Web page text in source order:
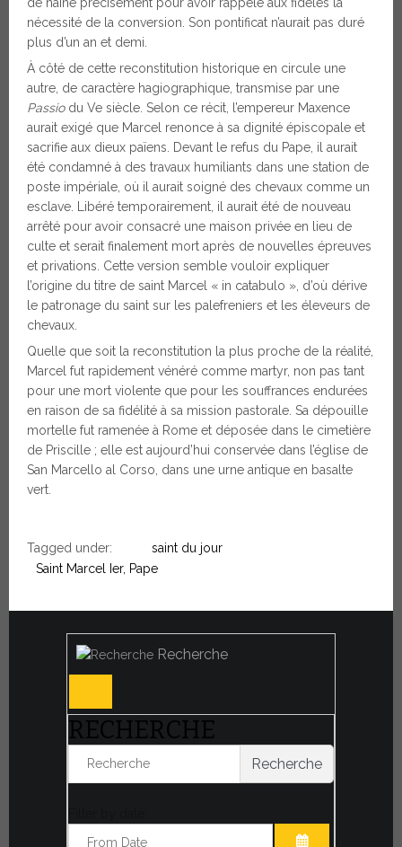
nécessité de la conversion. Son pontificat n’aurait pas duré
plus d’un an et demi.
À côté de cette reconstitution historique en circule une
autre, de caractère hagiographique, transmise par une
Passiodu Ve siècle. Selon ce récit, l’empereur Maxence
aurait exigé que Marcel renonce à sa dignité épiscopale et
sacrifie aux dieux païens. Devant le refus du Pape, il aurait
été condamné à des travaux humiliants dans une station de
poste impériale, où il aurait soigné des chevaux comme un
esclave. Libéré temporairement, il aurait été de nouveau
arrêté pour avoir consacré une maison privée en lieu de
culte et serait finalement mort après de nouvelles épreuves
et privations. Cette version semble vouloir expliquer
l’origine du titre de saint Marcel « in catabulo », d’où dérive
le patronage du saint sur les palefreniers et les éleveurs de
chevaux.
Quelle que soit la reconstitution la plus proche de la réalité,
Marcel fut rapidement vénéré comme martyr, non pas tant
pour une mort violente que pour les souffrances endurées
en raison de sa fidélité à sa mission pastorale. Sa dépouille
mortelle fut ramenée à Rome et déposée dans le cimetière
de Priscille ; elle est aujourd’hui conservée dans l’église de
San Marcello al Corso, dans une urne antique en basalte
vert.
Tagged under:
saint du jour
Saint Marcel Ier, Pape
Recherche
RECHERCHE
Recherche